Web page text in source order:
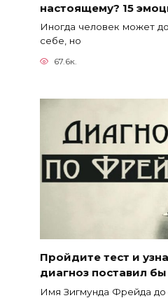
настоящему? 15
Иногда человек может
себе, но
67.6к.
Пройдите тест и
диагноз поставил
Имя Зигмунда Фрейда до